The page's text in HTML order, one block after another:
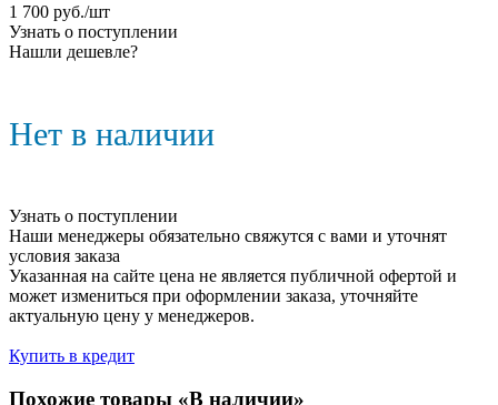
1 700 руб./шт
Узнать о поступлении
Нашли дешевле?
Нет в наличии
Узнать о поступлении
Наши менеджеры обязательно свяжутся с вами и уточнят
условия заказа
Указанная на сайте цена не является публичной офертой и
может измениться при оформлении заказа, уточняйте
актуальную цену у менеджеров.
Купить в кредит
Похожие товары «В наличии»